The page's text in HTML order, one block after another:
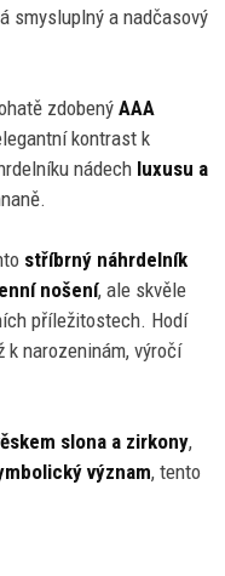
smysluplný a nadčasový
zdobený AAA
kontrast k
nádech luxusu a
stříbrný náhrdelník
nošení, ale skvěle
příležitostech. Hodí
k narozeninám, výročí
slona a zirkony,
význam, tento